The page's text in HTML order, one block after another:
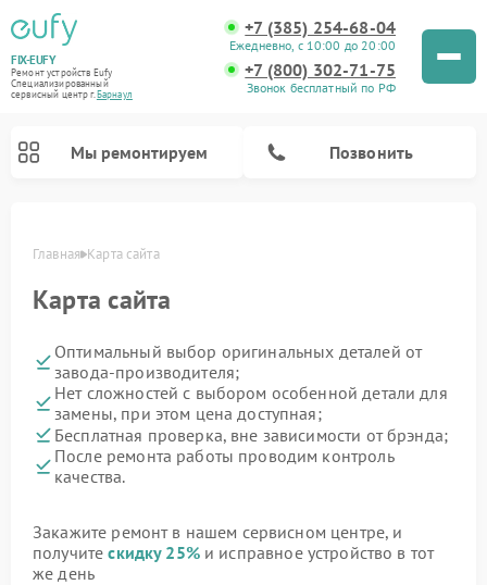
FIX-EUFY
Ремонт устройств Eufy
Специализированный
cервисный центр г.Барнаул
+7 (385) 254-68-04
Ежедневно, с 10:00 до 20:00
+7 (800) 302-71-75
Звонок бесплатный по РФ
Мы ремонтируем Позвонить
Главная Карта сайта
Карта сайта
Оптимальный выбор оригинальных деталей от
завода-производителя;
Нет сложностей с выбором особенной детали для
замены, при этом цена доступная;
Бесплатная проверка, вне зависимости от брэнда;
После ремонта работы проводим контроль
качества.
Закажите ремонт в нашем сервисном центре, и
получитескидку 25%и исправное устройство в тот
же день